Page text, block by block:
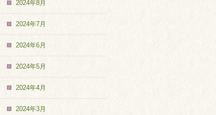
2024年8月
2024年7月
2024年6月
2024年5月
2024年4月
2024年3月